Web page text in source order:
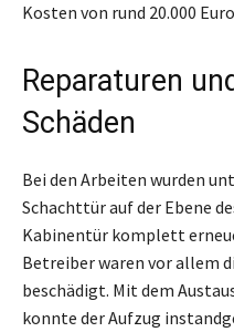
Kosten von rund 20.000
Reparaturen
Schäden
Bei den Arbeiten wurden
Schachttür auf der Ebene
Kabinentür komplett
Betreiber waren vor allem
beschädigt. Mit dem
konnte der Aufzug